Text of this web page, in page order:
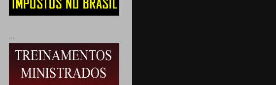
...